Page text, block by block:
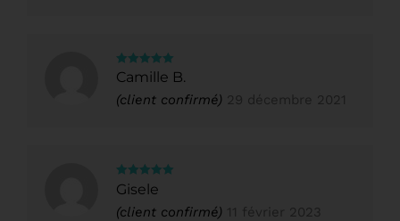
Note5sur
Camille B.
(client confirmé) 29 décembre 2021
Note 5 sur
Gisele
(client confirmé) 11 février 2023